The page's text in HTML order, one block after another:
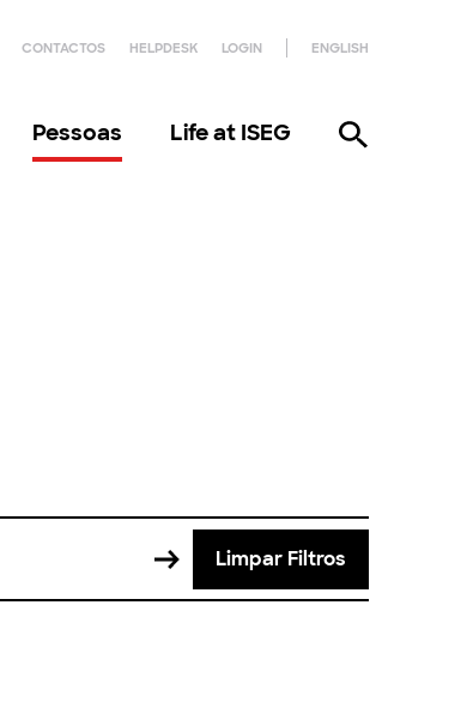
CONTACTOS HELPDESK LOGIN ENGLISH
Pessoas Life at ISEG
Limpar Filtros